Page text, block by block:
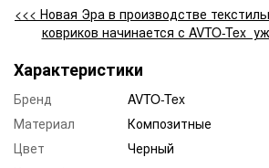
<<< Новая Эра в производстве
ковриков начинается с AVTO-Tex
Характеристики
Бренд
AVTO-Tex
Материал
Композитные
Цвет
Черный